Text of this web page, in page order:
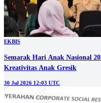
EKBIS
Semarak Hari Anak Nasional
Kreativitas Anak Gresik
30 Jul 2026 12:03 UTC